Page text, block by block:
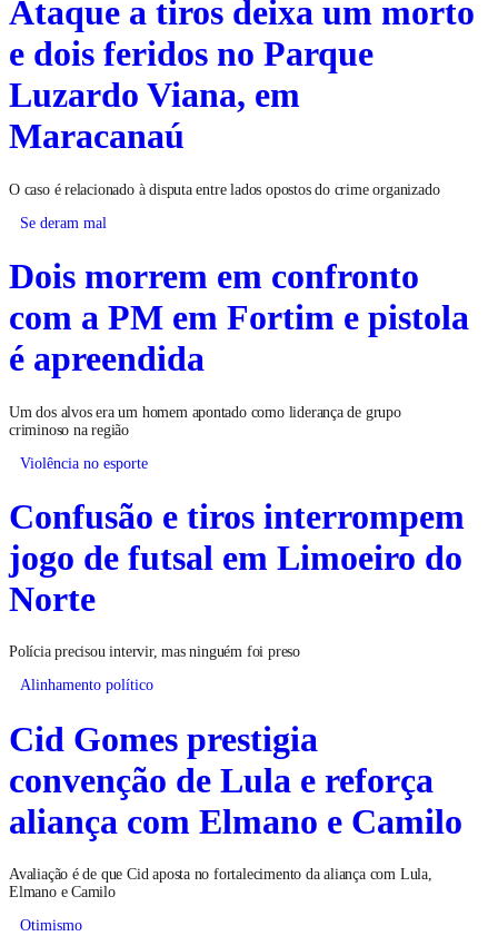
Ataque a tiros deixa um morto
e dois feridos no Parque
Luzardo Viana, em
Maracanaú
O caso é relacionado à disputa entre lados opostos do crime organizado
Se deram mal
Dois morrem em confronto
com a PM em Fortim e pistola
é apreendida
Um dos alvos era um homem apontado como liderança de grupo
criminoso na região
Violência no esporte
Confusão e tiros interrompem
jogo de futsal em Limoeiro do
Norte
Polícia precisou intervir, mas ninguém foi preso
Alinhamento político
Cid Gomes prestigia
convenção de Lula e reforça
aliança com Elmano e Camilo
Avaliação é de que Cid aposta no fortalecimento da aliança com Lula,
Elmano e Camilo
Otimismo